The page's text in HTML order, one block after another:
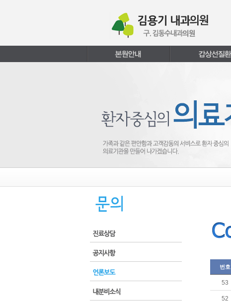
번호
53
52